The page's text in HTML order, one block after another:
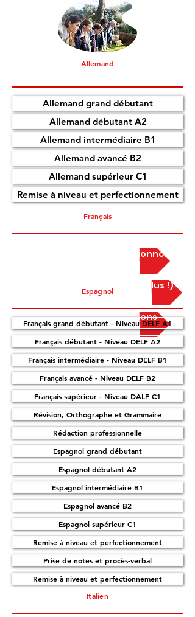
Allemand
Allemand grand débutant
Allemand débutant A2
Allemand intermédiaire B1
Allemand avancé B2
Allemand supérieur C1
Remise à niveau et perfectionnement
Français
Cours d'anglais professionnel
Cours de conversation (et plus !)
Préparation aux examens
Espagnol
Français grand débutant - Niveau DELF A1
Français débutant - Niveau DELF A2
Français intermédiaire - Niveau DELF B1
Français avancé - Niveau DELF B2
Français supérieur - Niveau DALF C1
Révision, Orthographe et Grammaire
Rédaction professionnelle
Espagnol grand débutant
Espagnol débutant A2
Espagnol intermédiaire B1
Espagnol avancé B2
Espagnol supérieur C1
Remise à niveau et perfectionnement
Prise de notes et procès-verbal
Remise à niveau et perfectionnement
Italien